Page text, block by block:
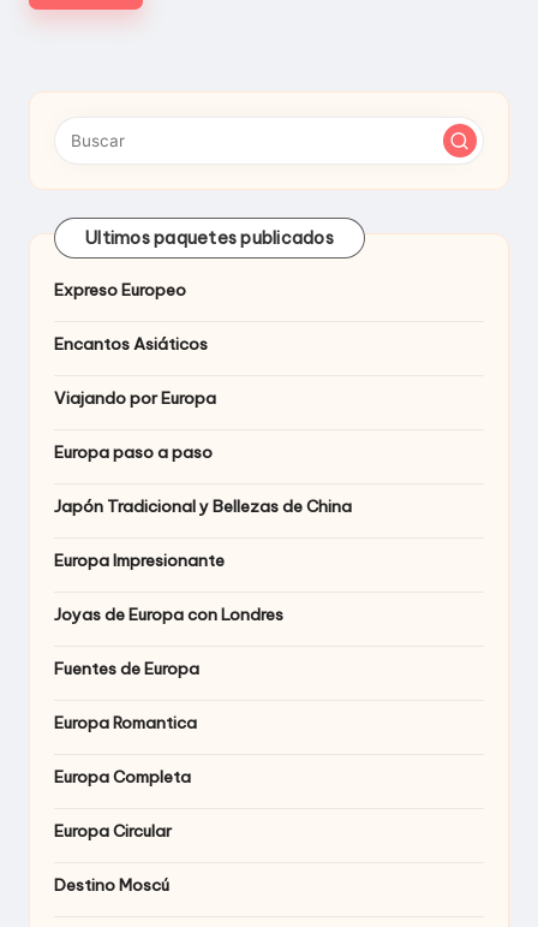
Ultimos paquetes publicados
Expreso Europeo
Encantos Asiáticos
Viajando por Europa
Europa paso a paso
Japón Tradicional y Bellezas de China
Europa Impresionante
Joyas de Europa con Londres
Fuentes de Europa
Europa Romantica
Europa Completa
Europa Circular
Destino Moscú